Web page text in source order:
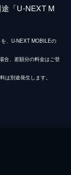
「U-NEXT M
、U-NEXT MOBILEの
合、差額分の料金はご登
は別途発生します。